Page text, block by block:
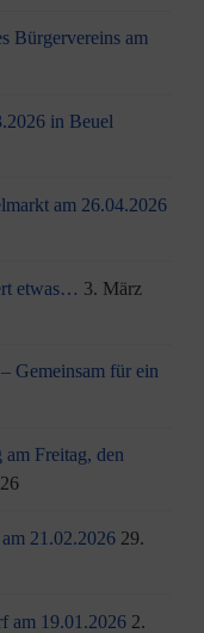
Bürgervereins am
in Beuel
am 26.04.2026
etwas… 3. März
Gemeinsam für ein
am Freitag, den
21.02.2026 29.
am 19.01.2026 2.